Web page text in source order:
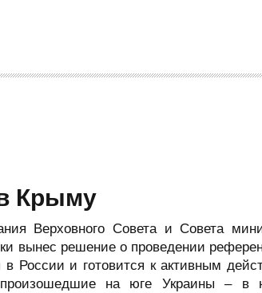
Крыму
Верховного Совета и Совета
вынес решение о проведении
России и готовится к активным
на юге Украины – в